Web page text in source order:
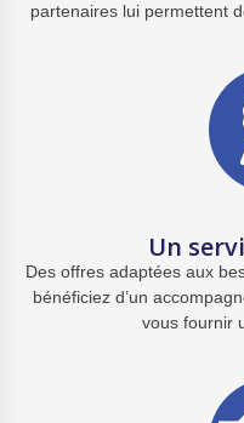
partenaires lui permettent
Un
Des offres adaptées aux
bénéficiez d’un
vous fournir